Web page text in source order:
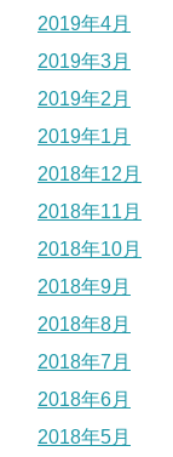
2019年4月
2019年3月
2019年2月
2019年1月
2018年12月
2018年11月
2018年10月
2018年9月
2018年8月
2018年7月
2018年6月
2018年5月